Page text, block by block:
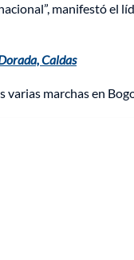
manifestó el
Caldas
varias marchas en